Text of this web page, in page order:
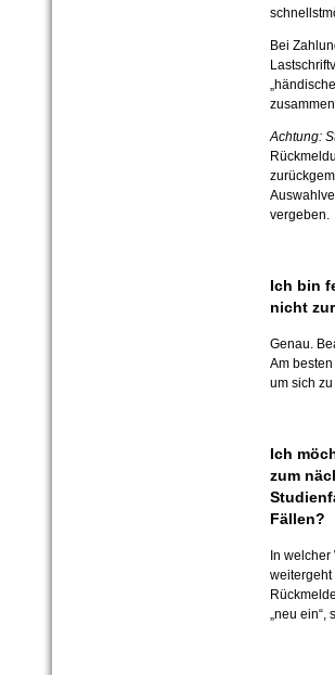
Bei
Achtung:
vergeben.
Ich bin
nicht
Genau.
Am
um sich
Ich
zum
Fällen?
In
weitergeht
„neu ein“,